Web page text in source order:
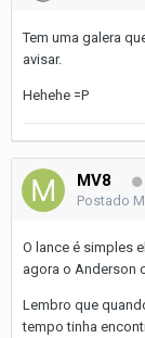
Tem uma galera
avisar.
Hehehe =P
MV8
Postado
O lance é simples
agora o Anderson
Lembro que
tempo tinha